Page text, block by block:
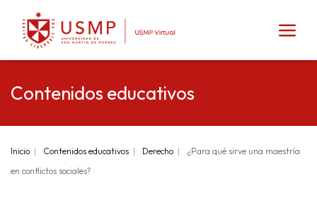
Contenidos educativos
Inicio Contenidos educativos Derecho
¿Para qué sirve una maestría
en conflictos sociales?